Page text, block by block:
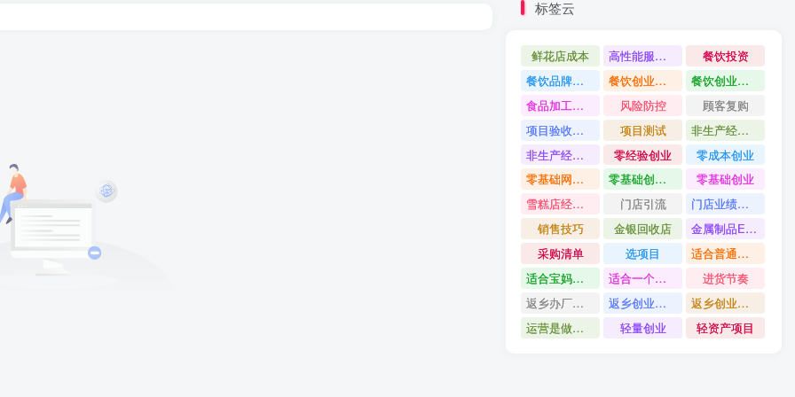
标签云
鲜花店成本 高性能服务器配置教程
餐饮投资
餐饮品牌打造
餐饮创业避坑
餐饮创业故事
食品加工创业
风险防控
顾客复购
项目验收资料
项目测试
非生产经营用固定资产是什么
非生产经营用固定资产分类
零经验创业
零成本创业
零基础网上开店
零基础创业指南
零基础创业
雪糕店经营技巧
门店引流
门店业绩提升方法
销售技巧
金银回收店
金属制品ERP系统
采购清单
选项目
适合普通人的创业
适合宝妈创业项目
适合一个人做的小生意
进货节奏
返乡办厂项目
返乡创业项目
返乡创业做什么好
运营是做什么
轻量创业 轻资产项目